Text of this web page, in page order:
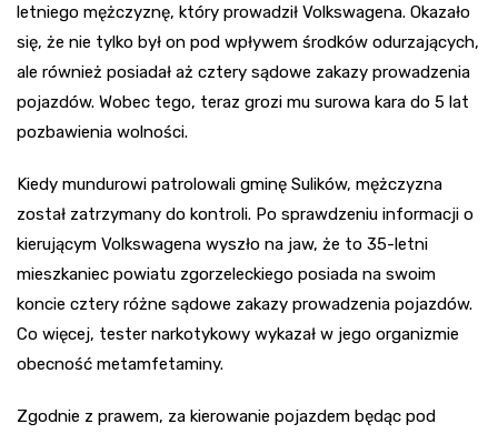
letniego mężczyznę, który prowadził Volkswagena. Okazało
się, że nie tylko był on pod wpływem środków odurzających,
ale również posiadał aż cztery sądowe zakazy prowadzenia
pojazdów. Wobec tego, teraz grozi mu surowa kara do 5 lat
pozbawienia wolności.
Kiedy mundurowi patrolowali gminę Sulików, mężczyzna
został zatrzymany do kontroli. Po sprawdzeniu informacji o
kierującym Volkswagena wyszło na jaw, że to 35-letni
mieszkaniec powiatu zgorzeleckiego posiada na swoim
koncie cztery różne sądowe zakazy prowadzenia pojazdów.
Co więcej, tester narkotykowy wykazał w jego organizmie
obecność metamfetaminy.
Zgodnie z prawem, za kierowanie pojazdem będąc pod